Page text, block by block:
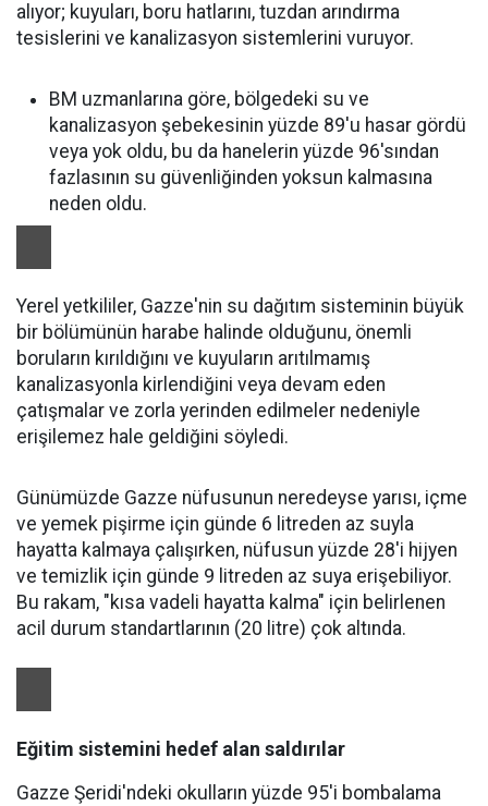
alıyor; kuyuları, boru hatlarını, tuzdan arındırma
tesislerini ve kanalizasyon sistemlerini vuruyor.
BM uzmanlarına göre, bölgedeki su ve
kanalizasyon şebekesinin yüzde 89'u hasar gördü
veya yok oldu, bu da hanelerin yüzde 96'sından
fazlasının su güvenliğinden yoksun kalmasına
neden oldu.
Yerel yetkililer, Gazze'nin su dağıtım sisteminin büyük
bir bölümünün harabe halinde olduğunu, önemli
boruların kırıldığını ve kuyuların arıtılmamış
kanalizasyonla kirlendiğini veya devam eden
çatışmalar ve zorla yerinden edilmeler nedeniyle
erişilemez hale geldiğini söyledi.
Günümüzde Gazze nüfusunun neredeyse yarısı, içme
ve yemek pişirme için günde 6 litreden az suyla
hayatta kalmaya çalışırken, nüfusun yüzde 28'i hijyen
ve temizlik için günde 9 litreden az suya erişebiliyor.
Bu rakam, "kısa vadeli hayatta kalma" için belirlenen
acil durum standartlarının (20 litre) çok altında.
Eğitim sistemini hedef alan saldırılar
Gazze Şeridi'ndeki okulların yüzde 95'i bombalama